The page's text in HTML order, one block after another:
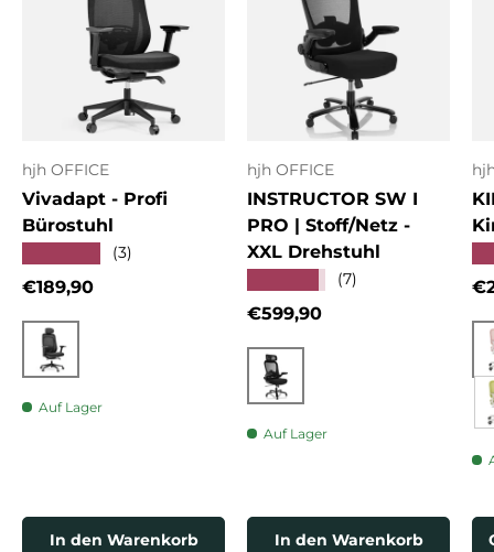
hjh OFFICE
Vivadapt - Profi
Bürostuhl
(3)
Normaler Preis
€189,90
Schwarz
Auf Lager
In den Warenkorb
hjh OFFICE
INSTRUCTOR SW I
PRO | Stoff/Netz -
XXL Drehstuhl
(7)
Normaler Preis
€599,90
Schwarz
Auf Lager
In den Warenkorb